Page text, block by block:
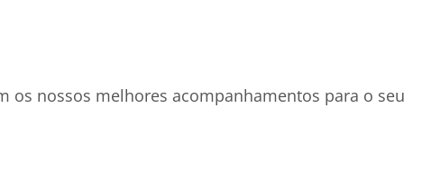
os nossos melhores acompanhamentos para o seu